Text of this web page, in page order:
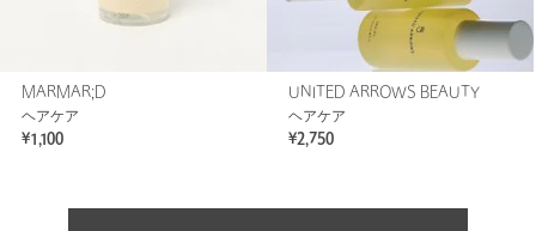
MARMAR;D
ヘアケア
¥1,100
UNITED ARROWS BEAUTY
ヘアケア
¥2,750